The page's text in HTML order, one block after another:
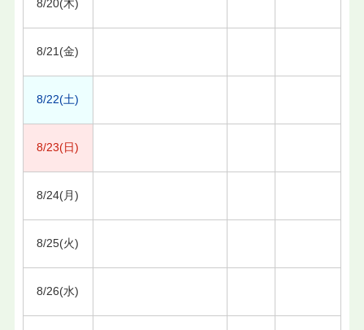
8/20(木)
8/21(金)
8/22(土)
8/23(日)
8/24(月)
8/25(火)
8/26(水)